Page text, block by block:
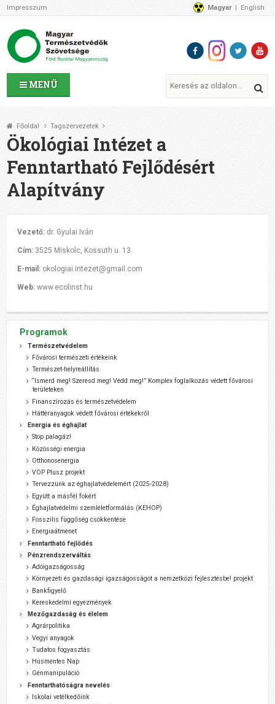
MENÜ
Impresszum Magyar English
Az MTVSZ-ről
Programok
MTVSZ ügyek és események
Tagszervezetek
Támogatóink
CSATLAKOZZ hozzánk!
Elérhetőségeink
1%
Segítsd a munkánkat!
Támogatás
Főoldal Tagszervezetek
Ökológiai Intézet a
Fenntartható Fejlődésért
Alapítvány
Vezető: dr. Gyulai Iván
Cím: 3525 Miskolc, Kossuth u. 13.
E-mail: okologiai.intezet@gmail.com
Web: www.ecolinst.hu
Programok
Természetvédelem
Fővárosi természeti értékeink
Természet-helyreállítás
“Ismerd meg! Szeresd meg! Védd meg!” Komplex foglalkozás védett fővárosi
területeken
Finanszírozás és természetvédelem
Háttéranyagok védett fővárosi értékekről
Energia és éghajlat
Stop palagáz!
Közösségi energia
Otthonosenergia
VOP Plusz projekt
Tervezzünk az éghajlatvédelemért (2025-2028)
Együtt a másfél fokért
Éghajlatvédelmi szemléletformálás (KEHOP)
Fosszilis függőség csökkentése
Energiaátmenet
Fenntartható fejlődés
Pénzrendszerváltás
Adóigazságosság
Környezeti és gazdasági igazságosságot a nemzetközi fejlesztésbe! projekt
Bankfigyelő
Kereskedelmi egyezmények
Mezőgazdaság és élelem
Agrárpolitika
Vegyi anyagok
Tudatos fogyasztás
Húsmentes Nap
Génmanipuláció
Fenntarthatóságra nevelés
Iskolai vetélkedőink